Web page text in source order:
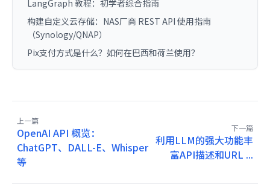
LangGraph 教程：初学者综合指南
构建自定义云存储：NAS厂商 REST API 使用指南
（Synology/QNAP）
Pix支付方式是什么？如何在巴西和荷兰使用？
上一篇
OpenAI API 概览：
ChatGPT、DALL-E、Whisper
等
下一篇
利用LLM的强大功能丰
富API描述和URL ...